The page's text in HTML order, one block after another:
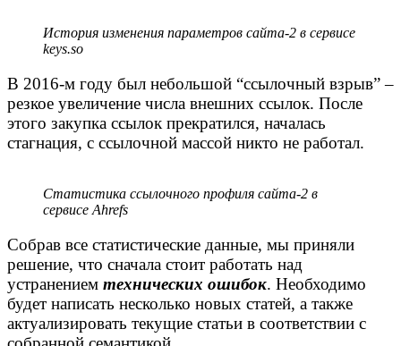
История изменения параметров сайта-2 в сервисе
keys.so
В 2016-м году был небольшой “ссылочный взрыв” –
резкое увеличение числа внешних ссылок. После
этого закупка ссылок прекратился, началась
стагнация, с ссылочной массой никто не работал.
Статистика ссылочного профиля сайта-2 в
сервисе Ahrefs
Собрав все статистические данные, мы приняли
решение, что сначала стоит работать над
устранением технических ошибок. Необходимо
будет написать несколько новых статей, а также
актуализировать текущие статьи в соответствии с